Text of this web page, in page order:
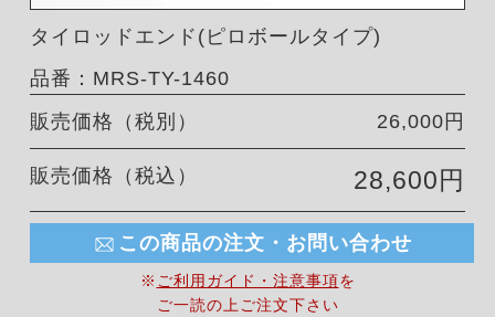
タイロッドエンド(ピロボールタイプ)
品番：MRS-TY-1460
販売価格（税別）
26,000円
販売価格（税込） 28,600円
この商品の注文・お問い合わせ
※ ご利用ガイド・注意事項を
ご一読の上ご注文下さい